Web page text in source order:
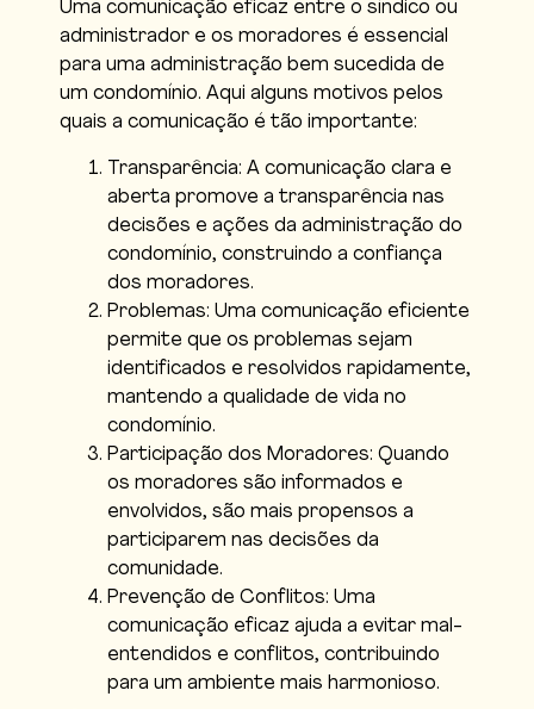
Uma comunicação eficaz entre o síndico ou
administrador e os moradores é essencial
para uma administração bem sucedida de
um condomínio. Aqui alguns motivos pelos
quais a comunicação é tão importante:
Transparência: A comunicação clara e
aberta promove a transparência nas
decisões e ações da administração do
condomínio, construindo a confiança
dos moradores.
Problemas: Uma comunicação eficiente
permite que os problemas sejam
identificados e resolvidos rapidamente,
mantendo a qualidade de vida no
condomínio.
Participação dos Moradores: Quando
os moradores são informados e
envolvidos, são mais propensos a
participarem nas decisões da
comunidade.
Prevenção de Conflitos: Uma
comunicação eficaz ajuda a evitar mal-
entendidos e conflitos, contribuindo
para um ambiente mais harmonioso.